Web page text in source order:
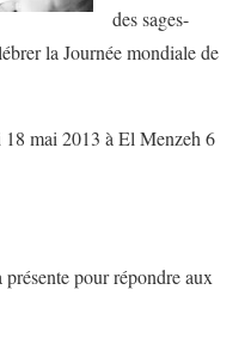
des sages-
la Journée mondiale de
18 mai 2013 à El Menzeh 6
pour répondre aux